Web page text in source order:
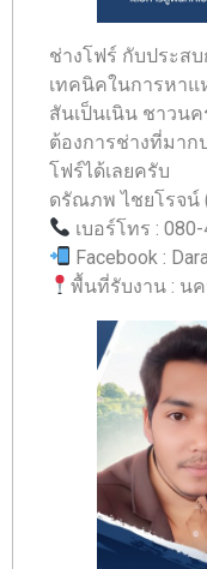
ช่างโฟร์ กับประส
เทคนิคในการหาแ
สันเป็นเนิน ชาวน
ต้องการช่างที่มา
โฟร์ได้เลยครับ
ดรัณภพ ไชยโรจน์
เบอร์โทร :
Facebook :
พื้นที่รับงาน : น